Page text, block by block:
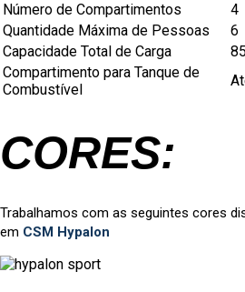
Número de Compartimentos
4
Quantidade Máxima de Pessoas
6
Capacidade Total de Carga
Compartimento para Tanque de
Combustível
CORES:
Trabalhamos com as seguintes cores
em CSM Hypalon